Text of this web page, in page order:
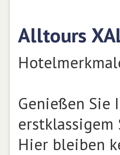
Alltours
Genießen Sie
erstklassigem
Hier bleiben